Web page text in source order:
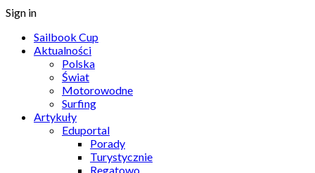
Sign in
Sailbook Cup
Aktualności
Polska
Świat
Motorowodne
Surfing
Artykuły
Eduportal
Porady
Turystycznie
Regatowo